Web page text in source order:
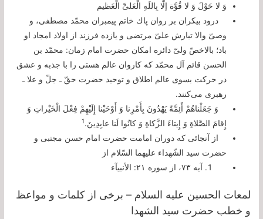
وَ لا حَوْلَ وَ لا قُوَّة إلّا بِاللَهِ الْعَلىِّ الْعَظیم‌
درود بیكران بر روان پاك خاتم پیمبران محمّد مصطفى، و
وصىّ والا تبارش علىّ مرتضى و یازده فرزند از اولاد امجاد او
باد؛ بالاخصّ ولىّ دائره امكان حضرت امام زمان: محمّد بن
الحسن قائم آل محمّد كه كاروان عالم هستى را با جذبه و عشق
در حركت بسوى عالم اطلاق و توحید حضرت حقّ ـ جلّ و علا ـ
رهبرى مى‌كنند.
وَ جَعَلْناهُمْ أَئِمَّةً يَهْدُونَ بِأَمْرِنا وَ أَوْحَيْنا إِلَيْهِمْ فِعْلَ الْخَيْراتِ وَ
إِقامَ الصَّلاةِ وَ إِيتاءَ الزَّكاةِ وَ كانُوا لَنا عابِدِينَ.
1
از آنجائى كه دوران امامت حضرت امام حسن مجتبى و
حضرت سید الشّهداء علیهما السّلام از
آيه ٧٣، از سوره ٢١: الأنبيآء
لمعات الحسین علیه السلام – برخی از کلمات و مواعظ
و خطب حضرت سید الشهدا